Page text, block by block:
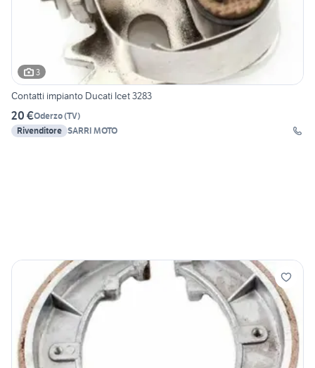
3
Contatti impianto Ducati Icet 3283
20 €Oderzo(TV)
Rivenditore SARRI MOTO